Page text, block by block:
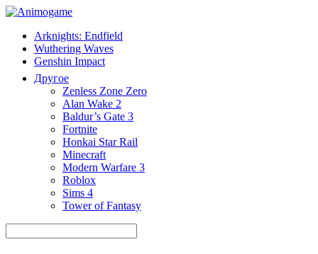
Arknights: Endfield
Wuthering Waves
Genshin Impact
Другое
Zenless Zone Zero
Alan Wake 2
Baldur’s Gate 3
Fortnite
Honkai Star Rail
Minecraft
Modern Warfare 3
Roblox
Sims 4
Tower of Fantasy